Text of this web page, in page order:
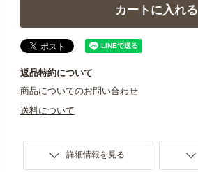
カートに入れる
返品特約について
商品についてのお問い合わせ
送料について
詳細情報を見る